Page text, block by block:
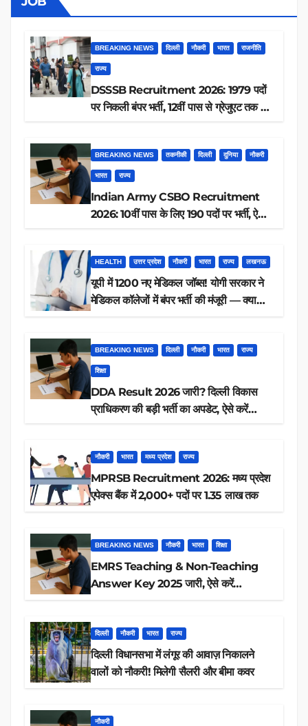
BREAKING NEWS दिल्ली नौकरी भारत राजनीति
राज्य
DSSSB Recruitment 2026: 1979 पदों
पर निकली बंपर भर्ती, 12वीं पास से ग्रेजुएट तक करें
BREAKING NEWS तकनीकी दिल्ली दुनिया नौकरी
भारत राज्य
Indian Army CSBO Recruitment
2026: 10वीं पास के लिए 190 पदों पर भर्ती, ऐसे
HEALTH उत्तर प्रदेश नौकरी भारत राज्य लखनऊ
यूपी में 1200 नए मेडिकल जॉब्स! योगी सरकार ने
मेडिकल कॉलेजों में बंपर भर्ती की मंजूरी — क्या
BREAKING NEWS दिल्ली नौकरी भारत राज्य
शिक्षा
DDA Result 2026 जारी? दिल्ली विकास
प्राधिकरण की बड़ी भर्ती का अपडेट, ऐसे करें
नौकरी भारत मध्य प्रदेश राज्य
MPRSB Recruitment 2026: मध्य प्रदेश
एपेक्स बैंक में 2,000+ पदों पर 1.35 लाख तक
BREAKING NEWS नौकरी भारत शिक्षा
EMRS Teaching & Non-Teaching
Answer Key 2025 जारी, ऐसे करें
दिल्ली नौकरी भारत राज्य
दिल्ली विधानसभा में लंगूर की आवाज़ निकालने
वालों को नौकरी! मिलेगी सैलरी और बीमा कवर
नौकरी